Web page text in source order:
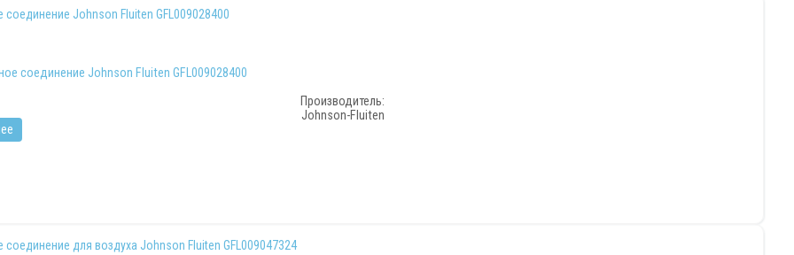
соединение Johnson Fluiten GFL009028400
Производитель:
Johnson-Fluiten
соединение для воздуха Johnson Fluiten GFL009047324